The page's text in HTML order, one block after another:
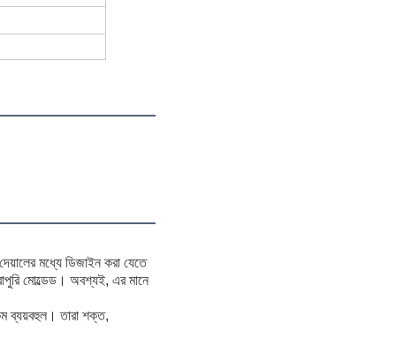
মধ্যে ডিজাইন করা যেতে
মোল্ডেড। অবশ্যই, এর মানে
ব্যয়বহুল। তারা শক্ত,